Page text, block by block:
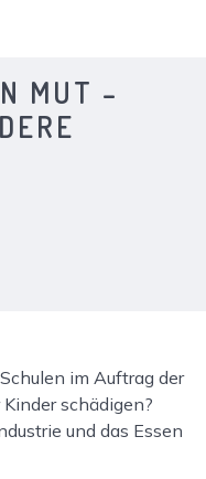
MUT –
im Auftrag der
schädigen?
und das Essen